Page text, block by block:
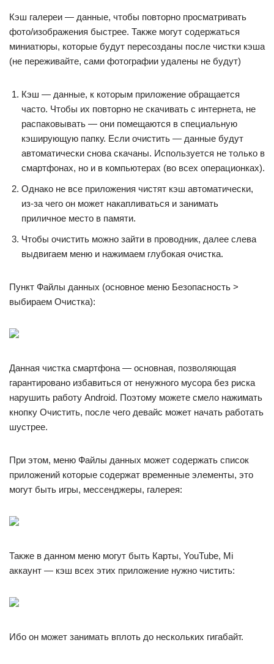
Кэш галереи — данные, чтобы повторно просматривать
фото/изображения быстрее. Также могут содержаться
миниатюры, которые будут пересозданы после чистки кэша
(не переживайте, сами фотографии удалены не будут)
Кэш — данные, к которым приложение обращается
часто. Чтобы их повторно не скачивать с интернета, не
распаковывать — они помещаются в специальную
кэширующую папку. Если очистить — данные будут
автоматически снова скачаны. Используется не только в
смартфонах, но и в компьютерах (во всех операционках).
Однако не все приложения чистят кэш автоматически,
из-за чего он может накапливаться и занимать
приличное место в памяти.
Чтобы очистить можно зайти в проводник, далее слева
выдвигаем меню и нажимаем глубокая очистка.
Пункт Файлы данных (основное меню Безопасность >
выбираем Очистка):
Данная чистка смартфона — основная, позволяющая
гарантировано избавиться от ненужного мусора без риска
нарушить работу Android. Поэтому можете смело нажимать
кнопку Очистить, после чего девайс может начать работать
шустрее.
При этом, меню Файлы данных может содержать список
приложений которые содержат временные элементы, это
могут быть игры, мессенджеры, галерея:
Также в данном меню могут быть Карты, YouTube, Mi
аккаунт — кэш всех этих приложение нужно чистить:
Ибо он может занимать вплоть до нескольких гигабайт.